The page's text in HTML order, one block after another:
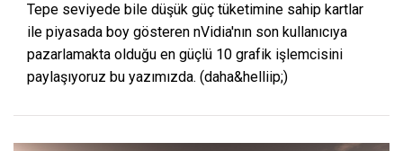
Tepe seviyede bile düşük güç tüketimine sahip kartlar
ile piyasada boy gösteren nVidia'nın son kullanıcıya
pazarlamakta olduğu en güçlü 10 grafik işlemcisini
paylaşıyoruz bu yazımızda. (daha&helliip;)